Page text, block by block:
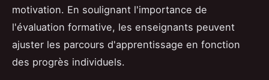
motivation. En soulignant l'importance de
l'évaluation formative, les enseignants peuvent
ajuster les parcours d'apprentissage en fonction
des progrès individuels.